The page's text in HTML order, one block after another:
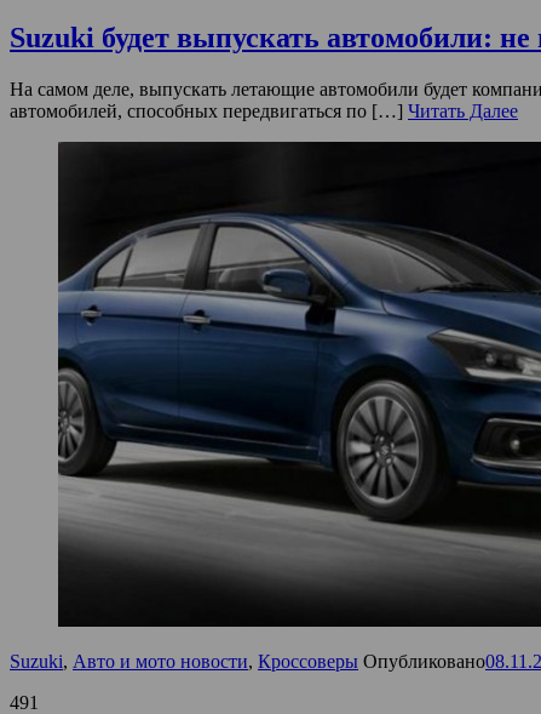
Suzuki будет выпускать автомобили:
На самом деле, выпускать летающие автомобили будет
автомобилей, способных передвигаться по […] Читать Далее
Suzuki, Авто и мото новости, Кроссоверы Опубликовано
491